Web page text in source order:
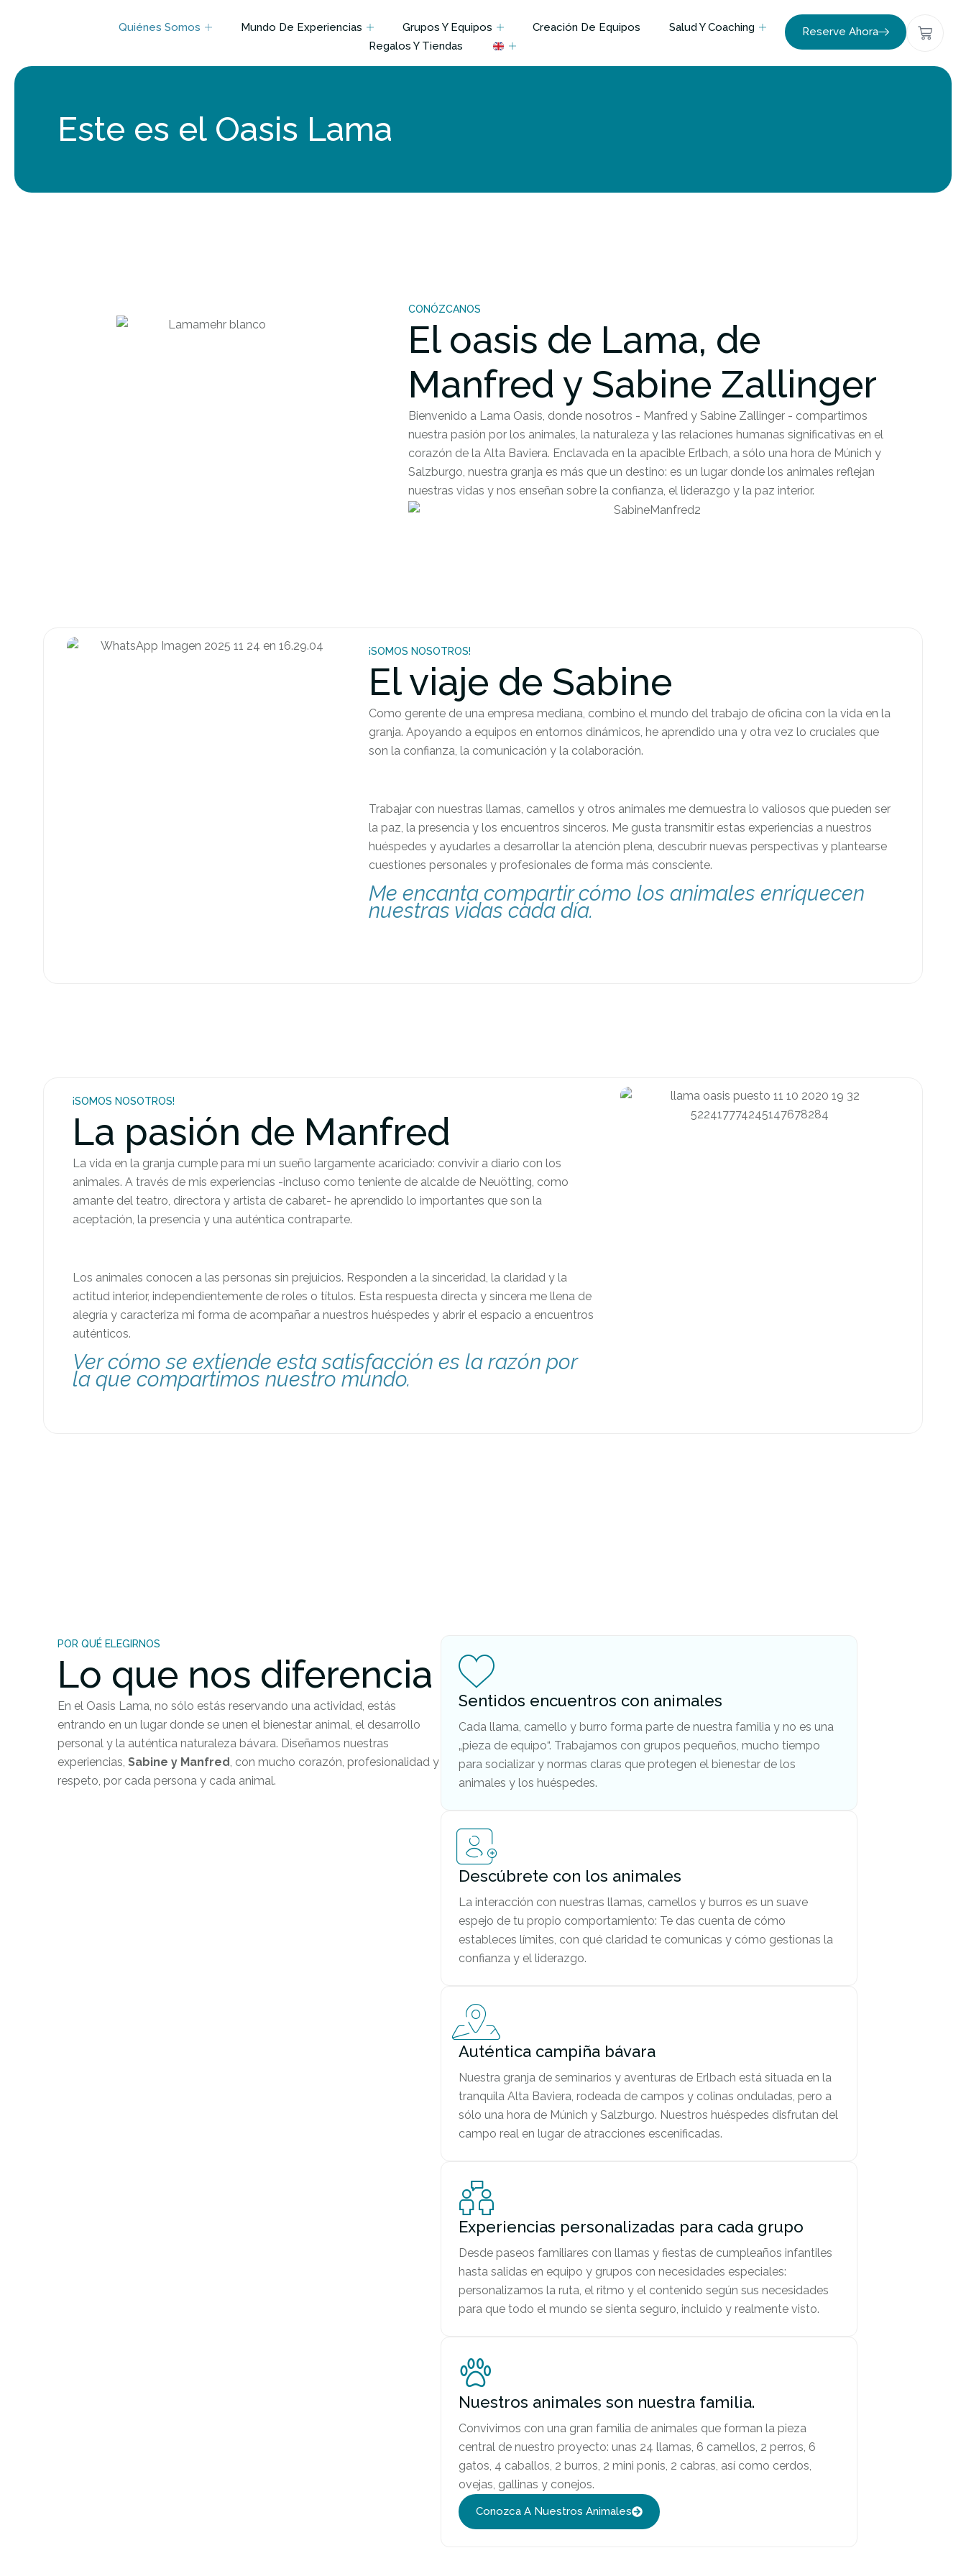
Quiénes Somos Mundo De Experiencias Grupos Y Equipos Creación De Equipos
Salud Y Coaching
Regalos Y Tiendas
Reserve Ahora
Este es el Oasis Lama
CONÓZCANOS
El oasis de Lama, de
Manfred y Sabine Zallinger
Bienvenido a Lama Oasis, donde nosotros - Manfred y Sabine Zallinger - compartimos
nuestra pasión por los animales, la naturaleza y las relaciones humanas significativas en el
corazón de la Alta Baviera. Enclavada en la apacible Erlbach, a sólo una hora de Múnich y
Salzburgo, nuestra granja es más que un destino: es un lugar donde los animales reflejan
nuestras vidas y nos enseñan sobre la confianza, el liderazgo y la paz interior.
¡SOMOS NOSOTROS!
El viaje de Sabine
Como gerente de una empresa mediana, combino el mundo del trabajo de oficina con la vida en la
granja. Apoyando a equipos en entornos dinámicos, he aprendido una y otra vez lo cruciales que
son la confianza, la comunicación y la colaboración.
Trabajar con nuestras llamas, camellos y otros animales me demuestra lo valiosos que pueden ser
la paz, la presencia y los encuentros sinceros. Me gusta transmitir estas experiencias a nuestros
huéspedes y ayudarles a desarrollar la atención plena, descubrir nuevas perspectivas y plantearse
cuestiones personales y profesionales de forma más consciente.
Me encanta compartir cómo los animales enriquecen
nuestras vidas cada día.
¡SOMOS NOSOTROS!
La pasión de Manfred
La vida en la granja cumple para mí un sueño largamente acariciado: convivir a diario con los
animales. A través de mis experiencias -incluso como teniente de alcalde de Neuötting, como
amante del teatro, directora y artista de cabaret- he aprendido lo importantes que son la
aceptación, la presencia y una auténtica contraparte.
Los animales conocen a las personas sin prejuicios. Responden a la sinceridad, la claridad y la
actitud interior, independientemente de roles o títulos. Esta respuesta directa y sincera me llena de
alegría y caracteriza mi forma de acompañar a nuestros huéspedes y abrir el espacio a encuentros
auténticos.
Ver cómo se extiende esta satisfacción es la razón por
la que compartimos nuestro mundo.
POR QUÉ ELEGIRNOS
Lo que nos diferencia
En el Oasis Lama, no sólo estás reservando una actividad, estás
entrando en un lugar donde se unen el bienestar animal, el desarrollo
personal y la auténtica naturaleza bávara. Diseñamos nuestras
experiencias, Sabine y Manfred, con mucho corazón, profesionalidad y
respeto, por cada persona y cada animal.
Sentidos encuentros con animales
Cada llama, camello y burro forma parte de nuestra familia y no es una
„pieza de equipo“. Trabajamos con grupos pequeños, mucho tiempo
para socializar y normas claras que protegen el bienestar de los
animales y los huéspedes.
Descúbrete con los animales
La interacción con nuestras llamas, camellos y burros es un suave
espejo de tu propio comportamiento: Te das cuenta de cómo
estableces límites, con qué claridad te comunicas y cómo gestionas la
confianza y el liderazgo.
Auténtica campiña bávara
Nuestra granja de seminarios y aventuras de Erlbach está situada en la
tranquila Alta Baviera, rodeada de campos y colinas onduladas, pero a
sólo una hora de Múnich y Salzburgo. Nuestros huéspedes disfrutan del
campo real en lugar de atracciones escenificadas.
Experiencias personalizadas para cada grupo
Desde paseos familiares con llamas y fiestas de cumpleaños infantiles
hasta salidas en equipo y grupos con necesidades especiales:
personalizamos la ruta, el ritmo y el contenido según sus necesidades
para que todo el mundo se sienta seguro, incluido y realmente visto.
Nuestros animales son nuestra familia.
Convivimos con una gran familia de animales que forman la pieza
central de nuestro proyecto: unas 24 llamas, 6 camellos, 2 perros, 6
gatos, 4 caballos, 2 burros, 2 mini ponis, 2 cabras, así como cerdos,
ovejas, gallinas y conejos.
Conozca A Nuestros Animales